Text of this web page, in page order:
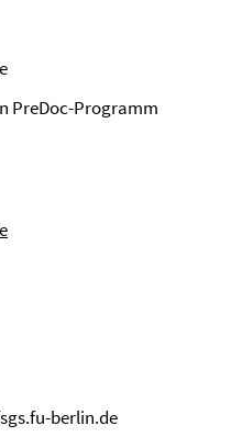
PreDoc-Programm
berlin.de